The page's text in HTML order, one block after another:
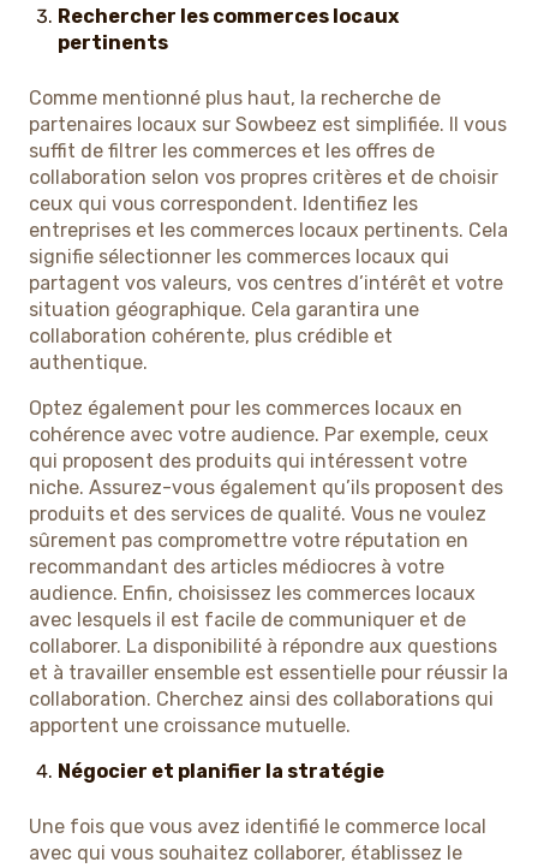
Rechercher les commerces locaux
pertinents
Comme mentionné plus haut, la recherche de
partenaires locaux sur Sowbeez est simplifiée. Il vous
suffit de filtrer les commerces et les offres de
collaboration selon vos propres critères et de choisir
ceux qui vous correspondent. Identifiez les
entreprises et les commerces locaux pertinents. Cela
signifie sélectionner les commerces locaux qui
partagent vos valeurs, vos centres d’intérêt et votre
situation géographique. Cela garantira une
collaboration cohérente, plus crédible et
authentique.
Optez également pour les commerces locaux en
cohérence avec votre audience. Par exemple, ceux
qui proposent des produits qui intéressent votre
niche. Assurez-vous également qu’ils proposent des
produits et des services de qualité. Vous ne voulez
sûrement pas compromettre votre réputation en
recommandant des articles médiocres à votre
audience. Enfin, choisissez les commerces locaux
avec lesquels il est facile de communiquer et de
collaborer. La disponibilité à répondre aux questions
et à travailler ensemble est essentielle pour réussir la
collaboration. Cherchez ainsi des collaborations qui
apportent une croissance mutuelle.
Négocier et planifier la stratégie
Une fois que vous avez identifié le commerce local
avec qui vous souhaitez collaborer, établissez le